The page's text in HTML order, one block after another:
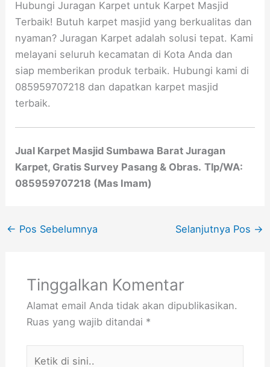
Hubungi Juragan Karpet untuk Karpet Masjid
Terbaik! Butuh karpet masjid yang berkualitas dan
nyaman? Juragan Karpet adalah solusi tepat. Kami
melayani seluruh kecamatan di Kota Anda dan
siap memberikan produk terbaik. Hubungi kami di
085959707218 dan dapatkan karpet masjid
terbaik.
Jual Karpet Masjid Sumbawa Barat Juragan
Karpet, Gratis Survey Pasang & Obras. Tlp/WA:
085959707218 (Mas Imam)
← Pos Sebelumnya Selanjutnya Pos →
Tinggalkan Komentar
Alamat email Anda tidak akan dipublikasikan.
Ruas yang wajib ditandai *